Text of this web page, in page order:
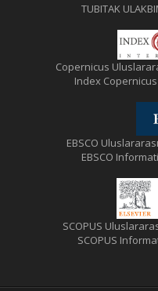
TUBITAK
Copernicus
Index
EBSCO
EBSCO
SCOPUS
SCOPUS